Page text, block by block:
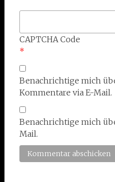
CAPTCHA Code
*
Benachrichtige mich
Kommentare via E-Mail.
Benachrichtige mich
Mail.